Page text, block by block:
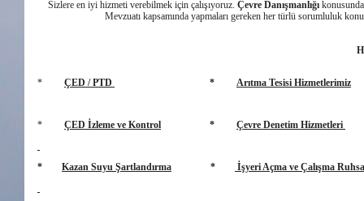
Sizlere en iyi hizmeti verebilmek için çalışıyoruz. Çevre Danışmanlığı
Mevzuatı kapsamında yapmaları gereken her türlü sorumluluk
* ÇED / PTD * Arıtma Tesisi Hizmetlerimiz
* ÇED İzleme ve Kontrol * Çevre Denetim Hizmetleri
* Kazan Suyu Şartlandırma * İşyeri Açma ve Çalışma